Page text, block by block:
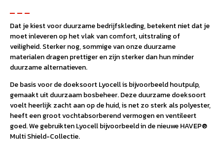
Dat je kiest voor duurzame bedrijfskleding, betekent niet dat je
moet inleveren op het vlak van comfort, uitstraling of
veiligheid. Sterker nog, sommige van onze duurzame
materialen dragen prettiger en zijn sterker dan hun minder
duurzame alternatieven.
De basis voor de doeksoort Lyocell is bijvoorbeeld houtpulp,
gemaakt uit duurzaam bosbeheer. Deze duurzame doeksoort
voelt heerlijk zacht aan op de huid, is net zo sterk als polyester,
heeft een groot vochtabsorberend vermogen en ventileert
goed. We gebruikten Lyocell bijvoorbeeld in de nieuwe HAVEP®
Multi Shield-Collectie.